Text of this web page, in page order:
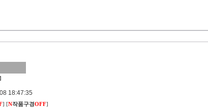
18:47:35
] [N작품구경OFF]